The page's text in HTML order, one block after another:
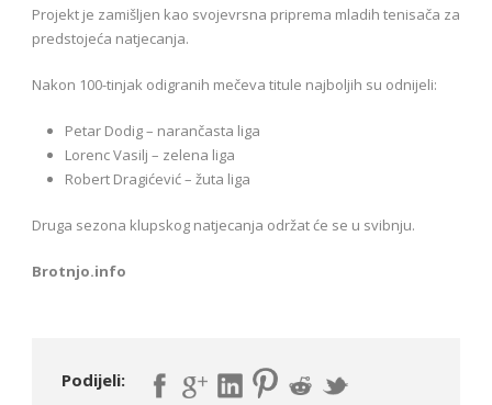
Projekt je zamišljen kao svojevrsna priprema mladih tenisača za
predstojeća natjecanja.
Nakon 100-tinjak odigranih mečeva titule najboljih su odnijeli:
Petar Dodig – narančasta liga
Lorenc Vasilj – zelena liga
Robert Dragićević – žuta liga
Druga sezona klupskog natjecanja održat će se u svibnju.
Brotnjo.info
Podijeli: